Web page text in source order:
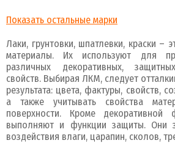
Показать остальные марки
Лаки, грунтовки, шпатлевки, краски –
материалы. Их используют для
различных декоративных,
свойств. Выбирая ЛКМ, следует
результата: цвета, фактуры, свойств,
а также учитывать свойства
поверхности. Кроме
выполняют и функции защиты. Они
воздействия влаги, царапин, сколов,